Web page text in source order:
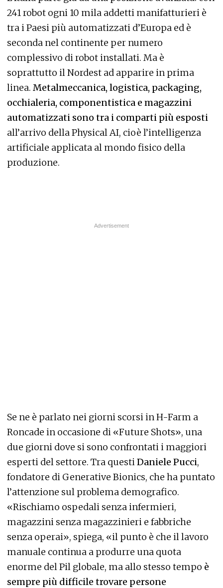
241 robot ogni 10 mila addetti manifatturieri è
tra i Paesi più automatizzati d’Europa ed è
seconda nel continente per numero
complessivo di robot installati. Ma è
soprattutto il Nordest ad apparire in prima
linea. Metalmeccanica, logistica, packaging,
occhialeria, componentistica e magazzini
automatizzati sono tra i comparti più esposti
all’arrivo della Physical AI, cioè l’intelligenza
artificiale applicata al mondo fisico della
produzione.
Se ne è parlato nei giorni scorsi in H-Farm a
Roncade in occasione di «Future Shots», una
due giorni dove si sono confrontati i maggiori
esperti del settore. Tra questiDaniele Pucci,
fondatore di Generative Bionics, che ha puntato
l’attenzione sul problema demografico.
«Rischiamo ospedali senza infermieri,
magazzini senza magazzinieri e fabbriche
senza operai», spiega, «il punto è che il lavoro
manuale continua a produrre una quota
enorme del Pil globale, ma allo stesso tempo è
sempre più difficile trovare persone